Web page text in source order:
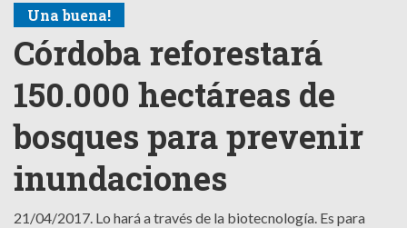
Una buena!
Córdoba reforestará
150.000 hectáreas de
bosques para prevenir
inundaciones
21/04/2017. Lo hará a través de la biotecnología. Es para